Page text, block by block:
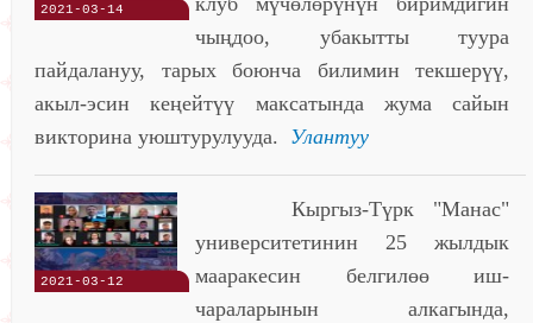
2021-03-14
чыңдоо, убакытты туура
пайдалануу, тарых боюнча билимин текшерүү,
акыл-эсин кеңейтүү максатында жума сайын
викторина уюштурулууда. Улантуу
2021-03-12
Кыргыз-Түрк "Манас"
университетинин 25 жылдык
мааракесин белгилөө иш-
чараларынын алкагында,